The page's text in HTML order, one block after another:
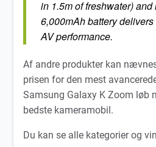
in 1.5m of freshwater)
6,000mAh battery
AV performance.
Af andre produkter kan
prisen for den mest
Samsung Galaxy K Zoom løb
bedste kameramobil.
Du kan se alle kategorier og